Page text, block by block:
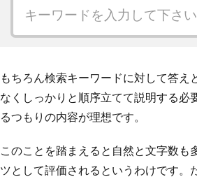
もちろん検索キーワードに対して答
なくしっかりと順序立てて説明する
るつもりの内容が理想です。
このことを踏まえると自然と文字数
ツとして評価されるというわけです。